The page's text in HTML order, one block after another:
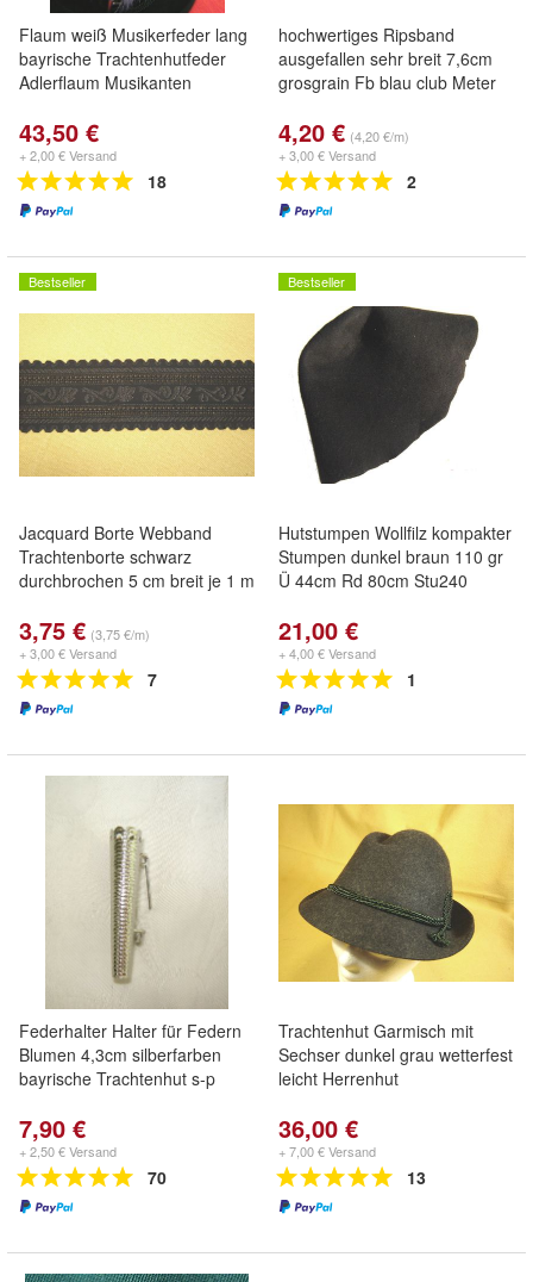
Flaum weiß Musikerfeder lang
bayrische Trachtenhutfeder
Adlerflaum Musikanten
43,50 €
+ 2,00 € Versand
18
hochwertiges Ripsband
ausgefallen sehr breit 7,6cm
grosgrain Fb blau club Meter
4,20 € (4,20 €/m)
+ 3,00 € Versand
2
Bestseller
Jacquard Borte Webband
Trachtenborte schwarz
durchbrochen 5 cm breit je 1 m
3,75 € (3,75 €/m)
+ 3,00 € Versand
7
Bestseller
Hutstumpen Wollfilz kompakter
Stumpen dunkel braun 110 gr
Ü 44cm Rd 80cm Stu240
21,00 €
+ 4,00 € Versand
1
Federhalter Halter für Federn
Blumen 4,3cm silberfarben
bayrische Trachtenhut s-p
7,90 €
+ 2,50 € Versand
70
Trachtenhut Garmisch mit
Sechser dunkel grau wetterfest
leicht Herrenhut
36,00 €
+ 7,00 € Versand
13